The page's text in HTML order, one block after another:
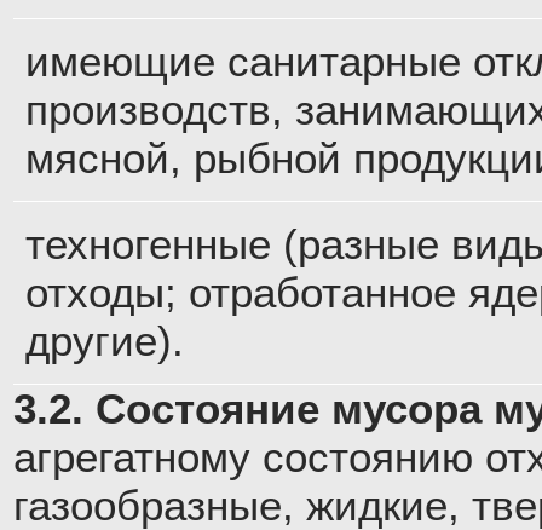
имеющие санитарные
производств,
мясной, рыбной
техногенные (разные
отходы; отработанное
другие).
3.2. Состояние мусора
агрегатному состоянию
газообразные, жидкие,